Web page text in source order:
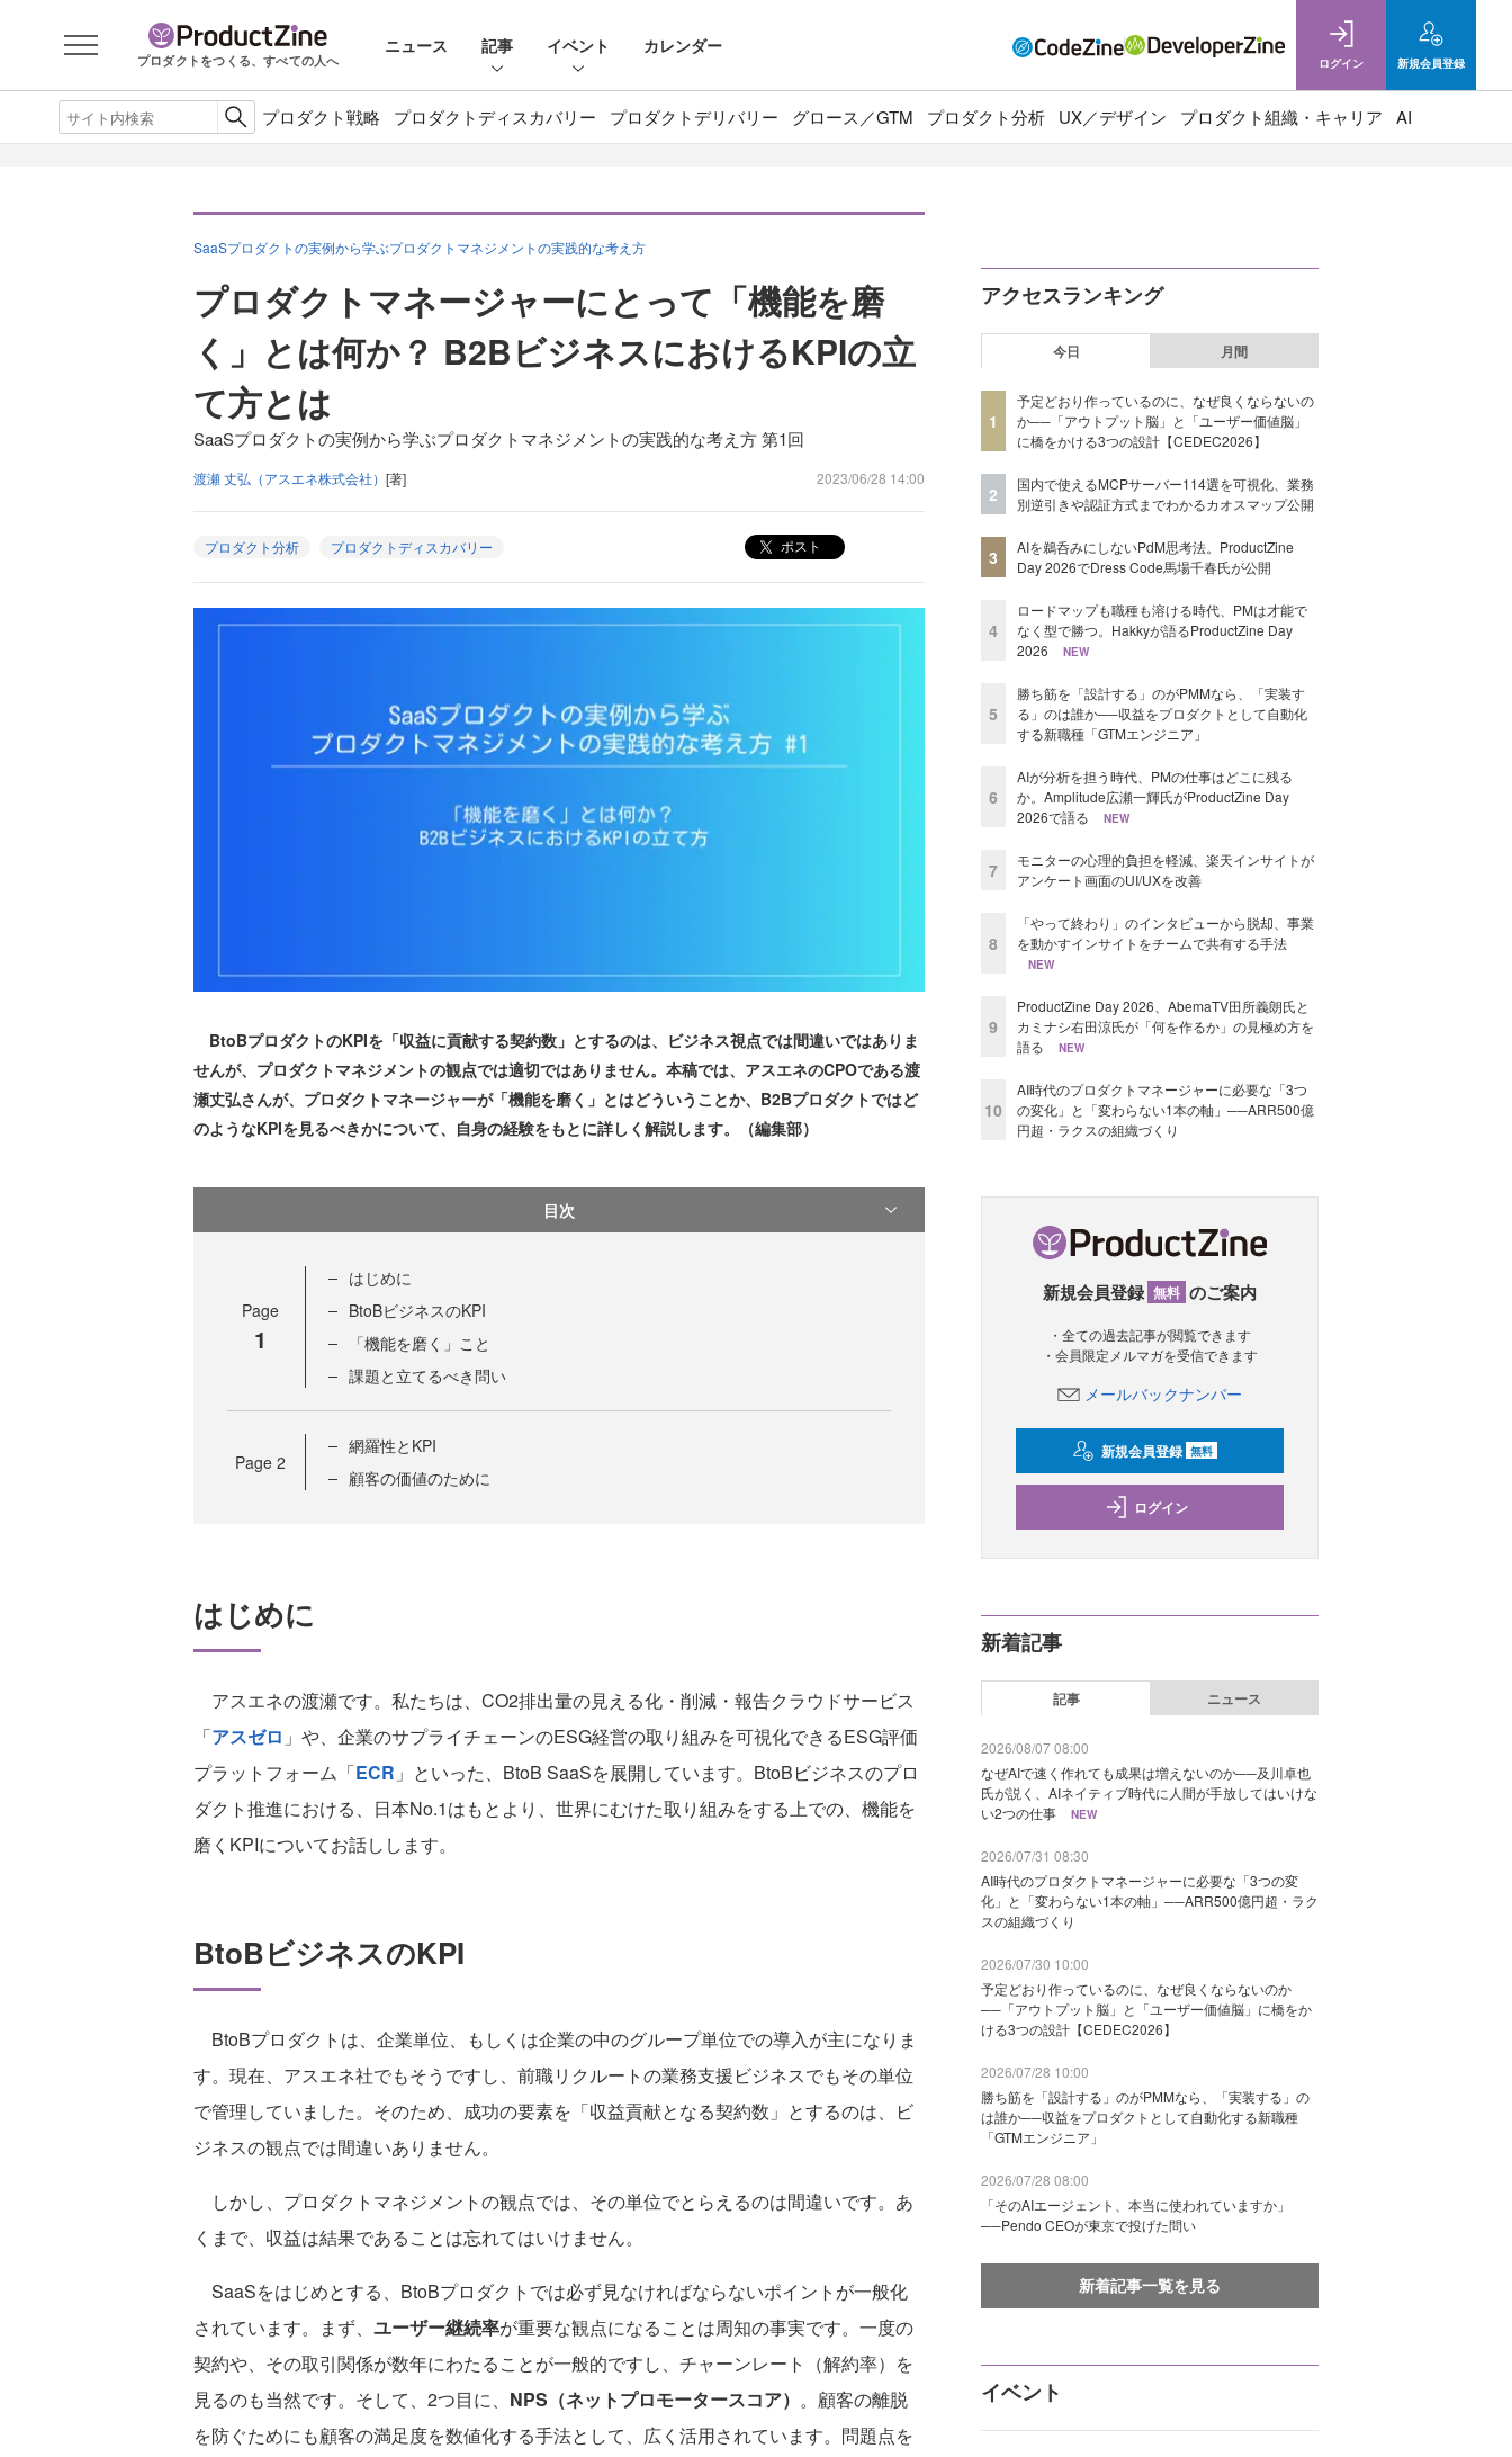
プロダクトをつくる、すべての人へ
ニュース 記事 イベント カレンダー
ログイン 新規会員登録
プロダクト戦略 プロダクトディスカバリー プロダクトデリバリー グロース／GTM プロダクト分析 UX／デザイン プロダクト組織・キャリア AI
SaaSプロダクトの実例から学ぶプロダクトマネジメントの実践的な考え方
プロダクトマネージャーにとって「機能を磨
く」とは何か？ B2BビジネスにおけるKPIの立
て方とは
SaaSプロダクトの実例から学ぶプロダクトマネジメントの実践的な考え方 第1回
渡瀬 丈弘（アスエネ株式会社） [著] 2023/06/28 14:00
プロダクト分析 プロダクトディスカバリー ポスト
BtoBプロダクトのKPIを「収益に貢献する契約数」とするのは、ビジネス視点では間違いではありま
せんが、プロダクトマネジメントの観点では適切ではありません。本稿では、アスエネのCPOである渡
瀬丈弘さんが、プロダクトマネージャーが「機能を磨く」とはどういうことか、B2Bプロダクトではど
のようなKPIを見るべきかについて、自身の経験をもとに詳しく解説します。（編集部）
目次
Page
1
はじめに
BtoBビジネスのKPI
「機能を磨く」こと
課題と立てるべき問い
Page 2
網羅性とKPI
顧客の価値のために
はじめに
アスエネの渡瀬です。私たちは、CO2排出量の見える化・削減・報告クラウドサービス
「アスゼロ 」や、企業のサプライチェーンのESG経営の取り組みを可視化できるESG評価
プラットフォーム「ECR 」といった、BtoB SaaSを展開しています。BtoBビジネスのプロ
ダクト推進における、日本No.1はもとより、世界にむけた取り組みをする上での、機能を
磨くKPIについてお話しします。
BtoBビジネスのKPI
BtoBプロダクトは、企業単位、もしくは企業の中のグループ単位での導入が主になりま
す。現在、アスエネ社でもそうですし、前職リクルートの業務支援ビジネスでもその単位
で管理していました。そのため、成功の要素を「収益貢献となる契約数」とするのは、ビ
ジネスの観点では間違いありません。
しかし、プロダクトマネジメントの観点では、その単位でとらえるのは間違いです。あ
くまで、収益は結果であることは忘れてはいけません。
SaaSをはじめとする、BtoBプロダクトでは必ず見なければならないポイントが一般化
されています。まず、 ユーザー継続率が重要な観点になることは周知の事実です。一度の
契約や、その取引関係が数年にわたることが一般的ですし、チャーンレート（解約率）を
見るのも当然です。そして、2つ目に、 NPS（ネットプロモータースコア） 。顧客の離脱
を防ぐためにも顧客の満足度を数値化する手法として、広く活用されています。問題点を
アクセスランキング
今日 月間
1
予定どおり作っているのに、なぜ良くならないの
か──「アウトプット脳」と「ユーザー価値脳」
に橋をかける3つの設計【CEDEC2026】
2
国内で使えるMCPサーバー114選を可視化、業務
別逆引きや認証方式までわかるカオスマップ公開
3
AIを鵜呑みにしないPdM思考法。ProductZine
Day 2026でDress Code馬場千春氏が公開
4
ロードマップも職種も溶ける時代、PMは才能で
なく型で勝つ。Hakkyが語るProductZine Day
2026
NEW
5
勝ち筋を「設計する」のがPMMなら、「実装す
る」のは誰か──収益をプロダクトとして自動化
する新職種「GTMエンジニア」
6
AIが分析を担う時代、PMの仕事はどこに残る
か。Amplitude広瀬一輝氏がProductZine Day
2026で語る
NEW
7
モニターの心理的負担を軽減、楽天インサイトが
アンケート画面のUI/UXを改善
8
「やって終わり」のインタビューから脱却、事業
を動かすインサイトをチームで共有する手法
NEW
9
ProductZine Day 2026、AbemaTV田所義朗氏と
カミナシ右田涼氏が「何を作るか」の見極め方を
語る
NEW
10
AI時代のプロダクトマネージャーに必要な「3つ
の変化」と「変わらない1本の軸」──ARR500億
円超・ラクスの組織づくり
新規会員登録 無料 のご案内
・全ての過去記事が閲覧できます
・会員限定メルマガを受信できます
メールバックナンバー
新規会員登録 無料
ログイン
新着記事
記事 ニュース
2026/08/07 08:00
なぜAIで速く作れても成果は増えないのか──及川卓也
氏が説く、AIネイティブ時代に人間が手放してはいけな
い2つの仕事
NEW
2026/07/31 08:30
AI時代のプロダクトマネージャーに必要な「3つの変
化」と「変わらない1本の軸」──ARR500億円超・ラク
スの組織づくり
2026/07/30 10:00
予定どおり作っているのに、なぜ良くならないのか
──「アウトプット脳」と「ユーザー価値脳」に橋をか
ける3つの設計【CEDEC2026】
2026/07/28 10:00
勝ち筋を「設計する」のがPMMなら、「実装する」の
は誰か──収益をプロダクトとして自動化する新職種
「GTMエンジニア」
2026/07/28 08:00
「そのAIエージェント、本当に使われていますか」
──Pendo CEOが東京で投げた問い
新着記事一覧を見る
イベント